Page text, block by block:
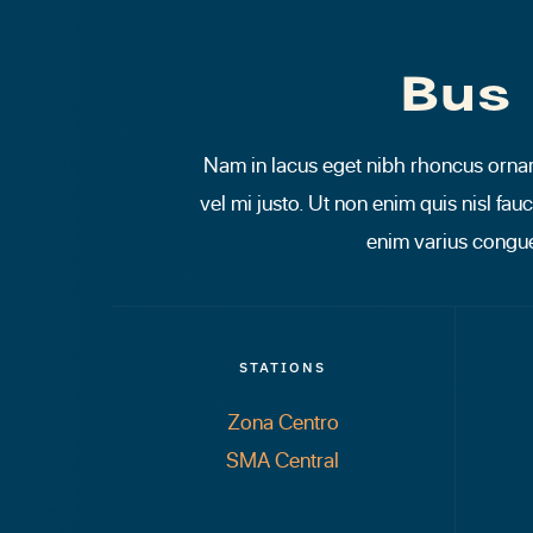
Bus
Nam in lacus eget nibh rhoncus
vel mi justo. Ut non enim quis nisl
enim varius
STATIONS
Zona Centro
SMA Central